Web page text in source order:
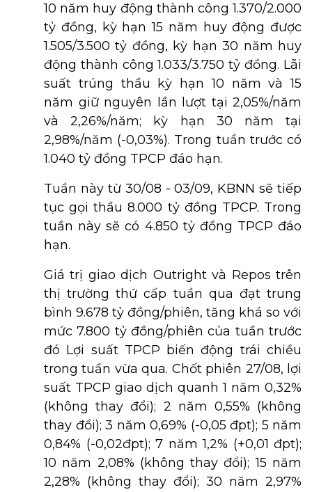
10 năm huy động thành công 1.370/2.000
tỷ đồng, kỳ hạn 15 năm huy động được
1.505/3.500 tỷ đồng, kỳ hạn 30 năm huy
động thành công 1.033/3.750 tỷ đồng. Lãi
suất trúng thầu kỳ hạn 10 năm và 15
năm giữ nguyên lần lượt tại 2,05%/năm
và 2,26%/năm; kỳ hạn 30 năm tại
2,98%/năm (-0,03%). Trong tuần trước có
1.040 tỷ đồng TPCP đáo hạn.
Tuần này từ 30/08 - 03/09, KBNN sẽ tiếp
tục gọi thầu 8.000 tỷ đồng TPCP. Trong
tuần này sẽ có 4.850 tỷ đồng TPCP đáo
hạn.
Giá trị giao dịch Outright và Repos trên
thị trường thứ cấp tuần qua đạt trung
bình 9.678 tỷ đồng/phiên, tăng khá so với
mức 7.800 tỷ đồng/phiên của tuần trước
đó Lợi suất TPCP biến động trái chiều
trong tuần vừa qua. Chốt phiên 27/08, lợi
suất TPCP giao dịch quanh 1 năm 0,32%
(không thay đổi); 2 năm 0,55% (không
thay đổi); 3 năm 0,69% (-0,05 đpt); 5 năm
0,84% (-0,02đpt); 7 năm 1,2% (+0,01 đpt);
10 năm 2,08% (không thay đổi); 15 năm
2,28% (không thay đổi); 30 năm 2,97%